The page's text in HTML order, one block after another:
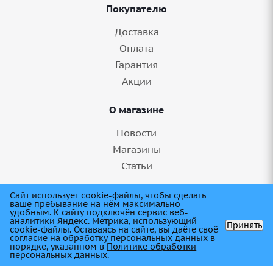
Покупателю
Доставка
Оплата
Гарантия
Акции
О магазине
Новости
Магазины
Статьи
8 (845) 275-99-11
Сайт использует cookie-файлы, чтобы сделать
ваше пребывание на нём максимально
удобным. К cайту подключён сервис веб-
аналитики Яндекс. Метрика, использующий
cookie-файлы. Оставаясь на сайте, вы даёте своё
согласие на обработку персональных данных в
порядке, указанном вПолитике обработки
персональных данных.
Принять